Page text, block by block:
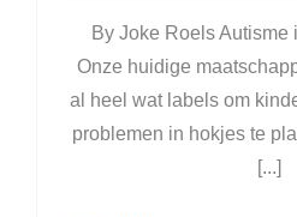
By Joke Roels Autisme
Onze huidige
al heel wat labels om
problemen in hokjes te
[...]